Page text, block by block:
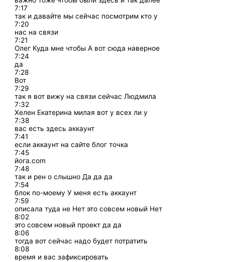
7:17
так и давайте мы сейчас посмотрим кто у
7:20
нас на связи
7:21
Олег Куда мне чтобы А вот сюда наверное
7:24
да
7:28
Вот
7:29
так я вот вижу на связи сейчас Людмила
7:32
Хелен Екатерина милая вот у всех ли у
7:38
вас есть здесь аккаунт
7:41
если аккаунт на сайте блог точка
7:45
йога.com
7:48
так и рен о слышно Да да да
7:54
блок по-моему У меня есть аккаунт
7:59
описала туда не Нет это совсем новый Нет
8:02
это совсем новый проект да да
8:06
тогда вот сейчас надо будет потратить
8:08
время и вас зафиксировать